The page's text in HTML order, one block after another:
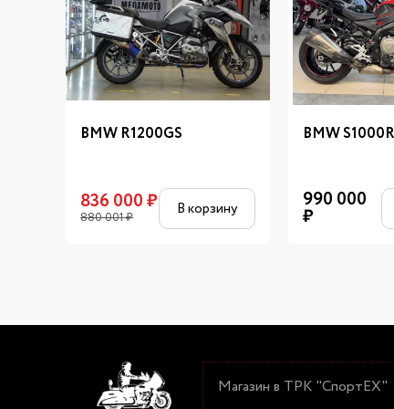
BMW R1200GS
836 000₽
880 001₽ В корзину
BMW S1000R
990 000
₽
Магазин в ТРК "СпортЕХ"